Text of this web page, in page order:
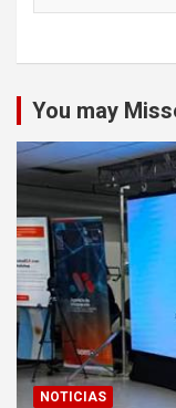
You may
NOTICIAS